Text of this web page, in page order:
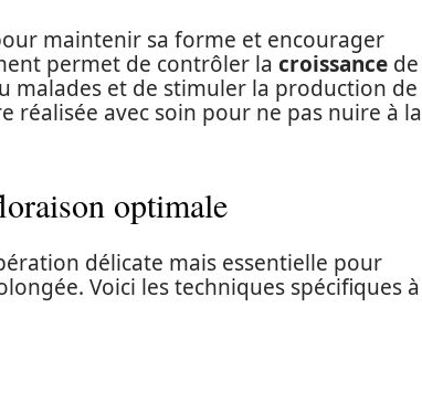
maintenir sa forme et encourager
permet de contrôler la croissance de
malades et de stimuler la production de
réalisée avec soin pour ne pas nuire à la
optimale
délicate mais essentielle pour
Voici les techniques spécifiques à